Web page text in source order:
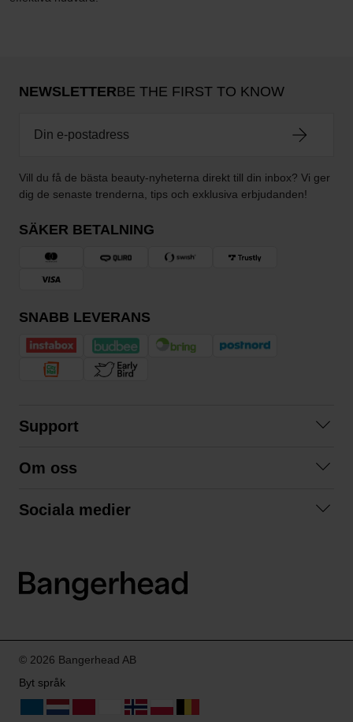
NEWSLETTERBE THE FIRST TO KNOW
Vill du få de bästa beauty-nyheterna direkt till din inbox? Vi ger
dig de senaste trenderna, tips och exklusiva erbjudanden!
SÄKER BETALNING
SNABB LEVERANS
Support
Köpvillkor
Om oss
Våra fraktalternativ
Sociala medier
LinkedIn
© 2026 Bangerhead AB
Byt språk